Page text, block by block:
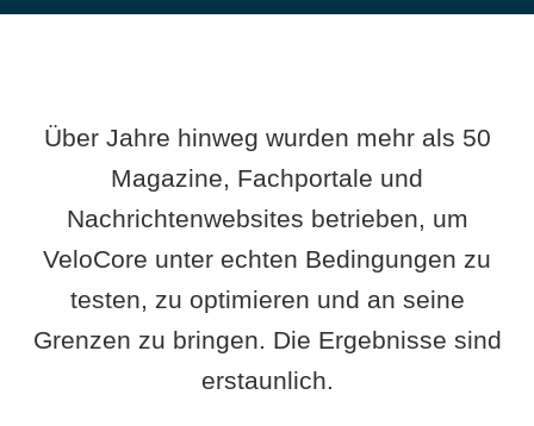
Über Jahre hinweg wurden mehr als 50
Magazine, Fachportale und
Nachrichtenwebsites betrieben, um
VeloCore unter echten Bedingungen zu
testen, zu optimieren und an seine
Grenzen zu bringen. Die Ergebnisse sind
erstaunlich.